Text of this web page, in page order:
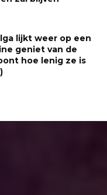
lijkt weer op een
geniet van de
hoe lenig ze is